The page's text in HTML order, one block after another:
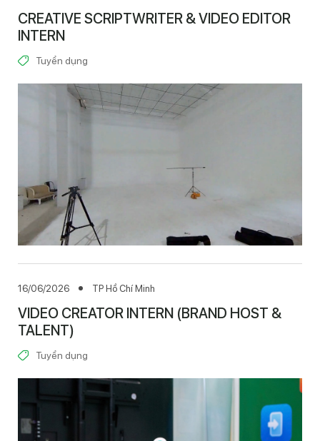
CREATIVE SCRIPTWRITER & VIDEO EDITOR
INTERN
Tuyển dụng
16/06/2026 TP Hồ Chí Minh
VIDEO CREATOR INTERN (BRAND HOST &
TALENT)
Tuyển dụng